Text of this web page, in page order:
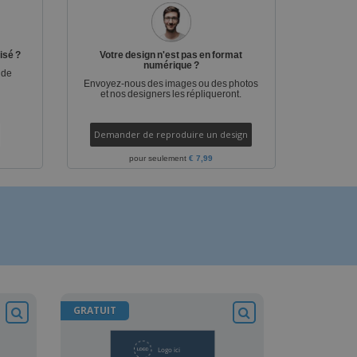
?
Votre design n'est pas en format
numérique ?
Envoyez-nous des images ou des photos
et nos designers les répliqueront.
Demander de reproduire un design
pour seulement€ 7,99
GRATUIT